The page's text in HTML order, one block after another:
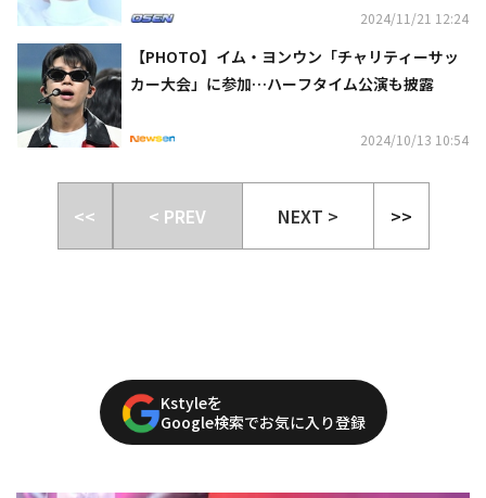
2024/11/21 12:24
【PHOTO】イム・ヨンウン「チャリティーサッ
カー大会」に参加…ハーフタイム公演も披露
2024/10/13 10:54
<< < PREV NEXT > >>
Kstyleを
Google検索でお気に入り登録